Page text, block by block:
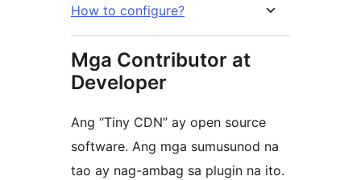
How to configure?
Mga Contributor at
Developer
Ang “Tiny CDN” ay open source
software. Ang mga sumusunod na
tao ay nag-ambag sa plugin na ito.